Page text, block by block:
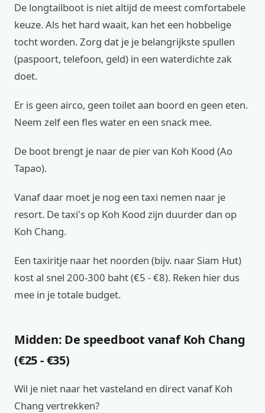
De longtailboot is niet altijd de meest comfortabele
keuze. Als het hard waait, kan het een hobbelige
tocht worden. Zorg dat je je belangrijkste spullen
(paspoort, telefoon, geld) in een waterdichte zak
doet.
Er is geen airco, geen toilet aan boord en geen eten.
Neem zelf een fles water en een snack mee.
De boot brengt je naar de pier van Koh Kood (Ao
Tapao).
Vanaf daar moet je nog een taxi nemen naar je
resort. De taxi's op Koh Kood zijn duurder dan op
Koh Chang.
Een taxiritje naar het noorden (bijv. naar Siam Hut)
kost al snel 200-300 baht (€5 - €8). Reken hier dus
mee in je totale budget.
Midden: De speedboot vanaf Koh Chang
(€25 - €35)
Wil je niet naar het vasteland en direct vanaf Koh
Chang vertrekken?